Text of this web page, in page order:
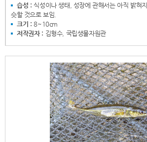
습성 : 식성이나 생태, 성장에 관해서는 아직 밝혀
슷할 것으로 보임.
크기 : 8~10cm
저작권자 : 김형수, 국립생물자원관